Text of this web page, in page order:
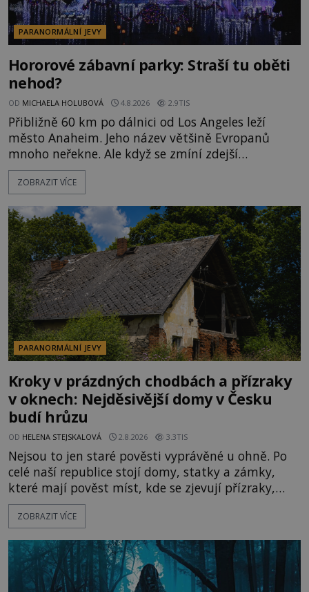
PARANORMÁLNÍ JEVY
Hororové zábavní parky: Straší tu oběti
nehod?
OD MICHAELA HOLUBOVÁ 4.8.2026 2.9TIS
Přibližně 60 km po dálnici od Los Angeles leží
město Anaheim. Jeho název většině Evropanů
mnoho neřekne. Ale když se zmíní zdejší
Disneyland, je hned jasno. Zábavní park vyroste na
poklidném místě bývalého sadu pomerančovníků.
kolem 17 000 000 zábavychtivých lidí ročně. A ač je
velká snaha to utajit, někteří z
ZOBRAZIT VÍCE
PARANORMÁLNÍ JEVY
Kroky v prázdných chodbách a přízraky
v oknech: Nejděsivější domy v Česku
budí hrůzu
OD HELENA STEJSKALOVÁ 2.8.2026 3.3TIS
Nejsou to jen staré pověsti vyprávěné u ohně. Po
celé naší republice stojí domy, statky a zámky,
které mají pověst míst, kde se zjevují přízraky,
ozývají nevysvětlitelné zvuky nebo se dějí podivné
jevy. Zatímco historici většinou hledají racionální
lokality vykazují nápadně podobná svědectví po
celé generace. A právě tato opakující se svědectví
ZOBRAZIT VÍCE